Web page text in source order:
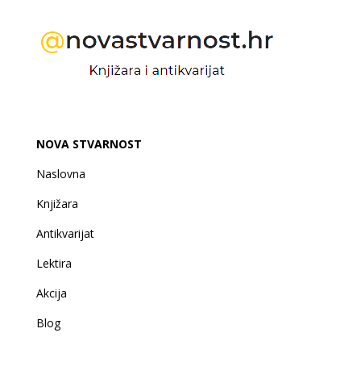
NOVA STVARNOST
Naslovna
Knjižara
Antikvarijat
Lektira
Akcija
Blog